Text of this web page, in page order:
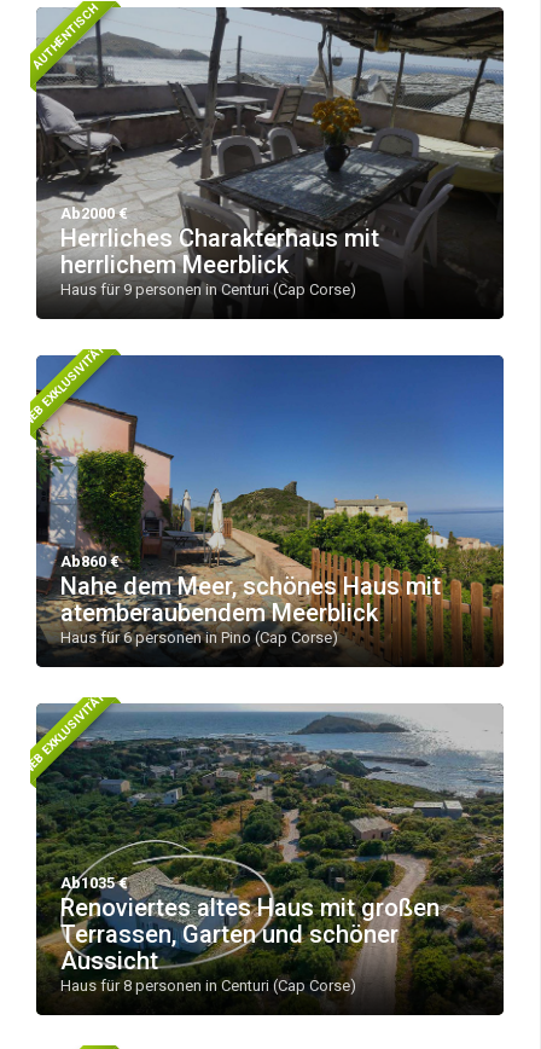
AUTHENTISCH
Ab2000 €
Herrliches Charakterhaus mit
herrlichem Meerblick
Haus für 9 personen in Centuri (Cap Corse)
WEB EXKLUSIVITÄT!
Ab860 €
Nahe dem Meer, schönes Haus mit
atemberaubendem Meerblick
Haus für 6 personen in Pino (Cap Corse)
WEB EXKLUSIVITÄT!
Ab1035 €
Renoviertes altes Haus mit großen
Terrassen, Garten und schöner
Aussicht
Haus für 8 personen in Centuri (Cap Corse)